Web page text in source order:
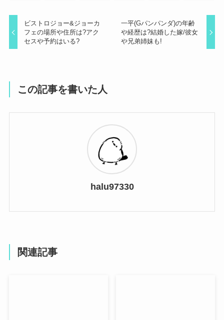
ビストロジョー&ジョーカ
フェの場所や住所は?アク
セスや予約はいる?
一平(Gパンパンダ)の年齢
や経歴は?結婚した嫁/彼女
や兄弟姉妹も!
この記事を書いた人
halu97330
関連記事